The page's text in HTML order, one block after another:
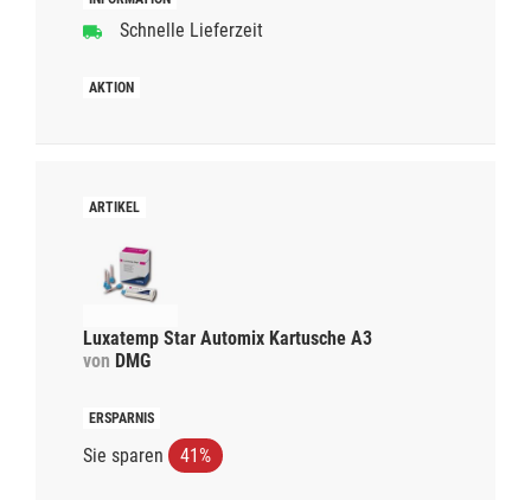
Schnelle Lieferzeit
Luxatemp Star Automix Kartusche A3
von DMG
Sie sparen 41%